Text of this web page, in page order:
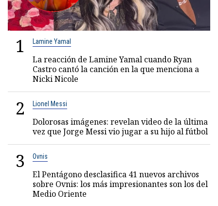
1 Lamine Yamal
La reacción de Lamine Yamal cuando Ryan
Castro cantó la canción en la que menciona a
Nicki Nicole
2 Lionel Messi
Dolorosas imágenes: revelan video de la última
vez que Jorge Messi vio jugar a su hijo al fútbol
3 Ovnis
El Pentágono desclasifica 41 nuevos archivos
sobre Ovnis: los más impresionantes son los del
Medio Oriente